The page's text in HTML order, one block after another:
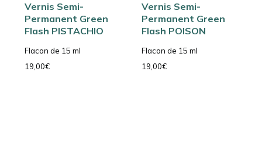
Vernis Semi-
Permanent Green
Flash PISTACHIO
Flacon de 15 ml
19,00€
Vernis Semi-
Permanent Green
Flash POISON
Flacon de 15 ml
19,00€